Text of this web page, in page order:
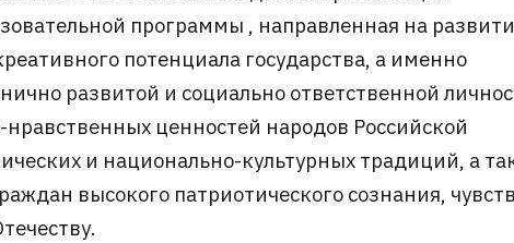
программы , направленная на
потенциала государства, а именно
развитой и социально ответственной
нравственных ценностей народов Российской
и национально-культурных традиций, а
высокого патриотического сознания,